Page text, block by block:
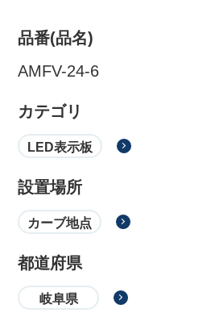
株式会社吾妻製作所 会社案
内
品番(品名)
AMFV-24-6
カテゴリ
LED表示板
設置場所
カーブ地点
都道府県
岐阜県